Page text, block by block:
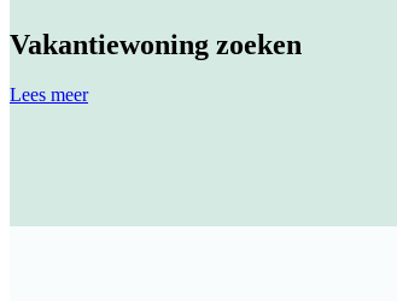
Vakantiewoning zoeken
Lees meer